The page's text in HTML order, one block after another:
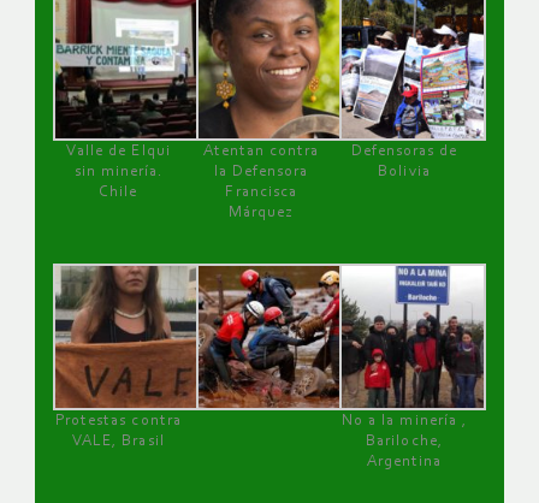
Valle de Elqui
sin minería.
Chile
Atentan contra
la Defensora
Francisca
Márquez
Defensoras de
Bolivia
Protestas contra
VALE, Brasil
No a la minería ,
Bariloche,
Argentina